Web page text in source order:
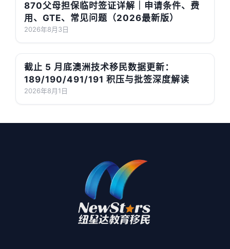
870父母担保临时签证详解｜申请条件、费
用、GTE、常见问题（2026最新版）
2026年8月3日
截止 5 月底澳洲技术移民数据更新：
189/190/491/191 积压与批签深度解读
2026年8月1日